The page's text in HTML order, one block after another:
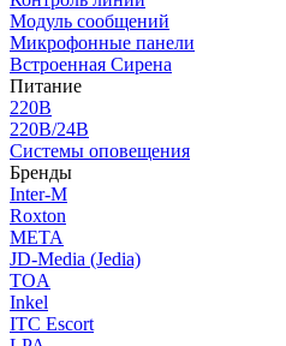
Модуль сообщений
Микрофонные панели
Встроенная Сирена
Питание
220В
220В/24В
Системы оповещения
Бренды
Inter-M
Roxton
МЕТА
JD-Media (Jedia)
TOA
Inkel
ITC Escort